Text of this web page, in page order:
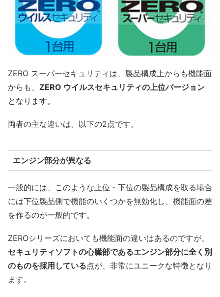
ZERO スーパーセキュリティは、製品構成上からも機能面
からも、 ZERO ウイルスセキュリティの上位バージョン
となります。
両者の主な違いは、以下の2点です。
エンジン部分が異なる
一般的には、このような上位・下位の製品構成を取る場合
には下位製品側で機能のいくつかを無効化し、機能面の差
を作るのが一般的です。
ZEROシリーズにおいても機能面の違いはあるのですが、
セキュリティソフトの心臓部であるエンジン部分に全く別
のものを採用している点が、非常にユニークな特徴となり
ます。